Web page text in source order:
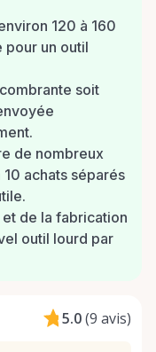
120 à 160
pour un outil
soit
de nombreux
achats séparés
et de la fabrication
outil lourd par
5.0(9 avis)